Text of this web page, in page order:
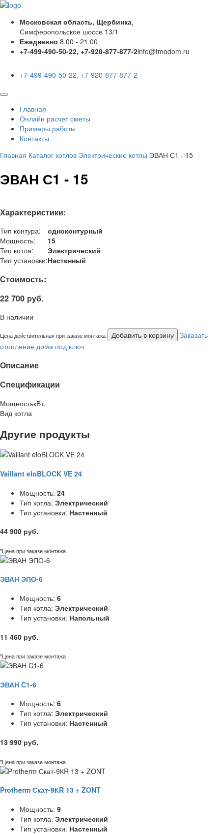
Московская область, Щербинка,
Симферопольское шоссе 13/1
Ежедневно 8.00 - 21.00
+7-499-490-50-22, +7-920-877-877-2info@tmodom.ru
+7-499-490-50-22, +7-920-877-877-2
Главная
Онлайн расчет сметы
Примеры работы
Контакты
Главная Каталог котлов Электрические котлы ЭВАН С1 - 15
ЭВАН С1 - 15
Характеристики:
Тип контура:
одноконтурный
Мощность:
15
Тип котла:
Электрический
Тип установки:Настенный
Стоимость:
22 700 руб.
В наличии
Цена действительная при заказе монтажа Добавить в корзину Заказать
отопление дома под ключ
Описание
Спецификации
МощностькВт.
Вид котла
Другие продукты
Vaillant eloBLOCK VE 24
Мощность: 24
Тип котла: Электрический
Тип установки: Настенный
44 900 руб.
*Цена при заказе монтажа
ЭВАН ЭПО-6
Мощность: 6
Тип котла: Электрический
Тип установки: Напольный
11 460 руб.
*Цена при заказе монтажа
ЭВАН C1-6
Мощность: 6
Тип котла: Электрический
Тип установки: Настенный
13 990 руб.
*Цена при заказе монтажа
Protherm Скат-9КR 13 + ZONT
Мощность: 9
Тип котла: Электрический
Тип установки: Настенный